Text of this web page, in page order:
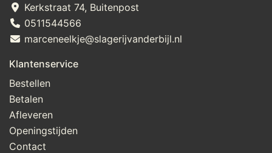
Kerkstraat 74, Buitenpost
0511544566
marceneelkje@slagerijvanderbijl.nl
Klantenservice
Bestellen
Betalen
Afleveren
Openingstijden
Contact